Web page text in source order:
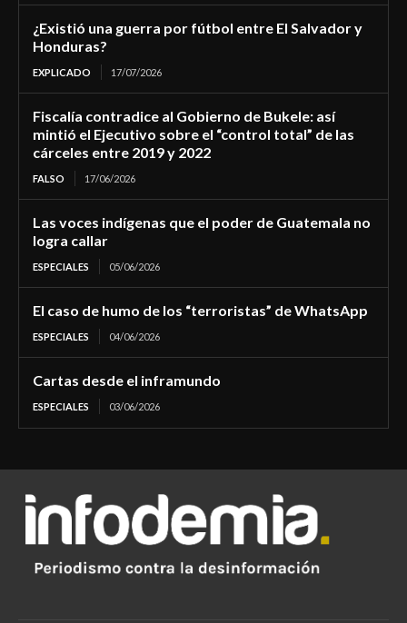
¿Existió una guerra por fútbol entre El Salvador y
Honduras?
EXPLICADO 17/07/2026
Fiscalía contradice al Gobierno de Bukele: así
mintió el Ejecutivo sobre el “control total” de las
cárceles entre 2019 y 2022
FALSO 17/06/2026
Las voces indígenas que el poder de Guatemala no
logra callar
ESPECIALES 05/06/2026
El caso de humo de los “terroristas” de WhatsApp
ESPECIALES 04/06/2026
Cartas desde el inframundo
ESPECIALES 03/06/2026